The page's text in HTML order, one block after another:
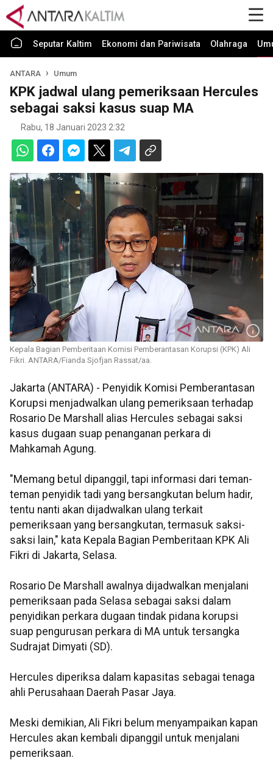
Seputar Kaltim Ekonomi dan Pariwisata Olahraga
ANTARA Umum
KPK jadwal ulang pemeriksaan Hercules
sebagai saksi kasus suap MA
Rabu, 18 Januari 2023 2:32
Kepala Bagian Pemberitaan Komisi Pemberantasan Korupsi (KPK) Ali
Fikri. ANTARA/Fianda Sjofjan Rassat/aa.
Jakarta (ANTARA) - Penyidik Komisi Pemberantasan
Korupsi menjadwalkan ulang pemeriksaan terhadap
Rosario De Marshall alias Hercules sebagai saksi
kasus dugaan suap penanganan perkara di
Mahkamah Agung.
"Memang betul dipanggil, tapi informasi dari teman-
teman penyidik tadi yang bersangkutan belum hadir,
tentu nanti akan dijadwalkan ulang terkait
pemeriksaan yang bersangkutan, termasuk saksi-
saksi lain," kata Kepala Bagian Pemberitaan KPK Ali
Fikri di Jakarta, Selasa.
Rosario De Marshall awalnya dijadwalkan menjalani
pemeriksaan pada Selasa sebagai saksi dalam
penyidikan perkara dugaan tindak pidana korupsi
suap pengurusan perkara di MA untuk tersangka
Sudrajat Dimyati (SD).
Hercules diperiksa dalam kapasitas sebagai tenaga
ahli Perusahaan Daerah Pasar Jaya.
Meski demikian, Ali Fikri belum menyampaikan kapan
Hercules akan kembali dipanggil untuk menjalani
pemeriksaan.